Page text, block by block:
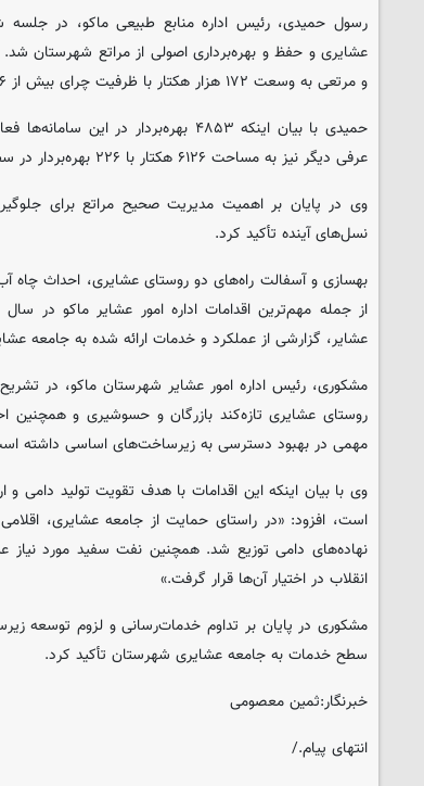
رسول حمیدی، رئیس اداره منابع طبیعی ماکو، در جلسه
و مرتعی به وسعت ۱۷۲ هزار هکتار با ظرفیت چرای بیش از ۲۱۶ هزار رأس دام مجاز اشاره کرد.
عرفی دیگر نیز به مساحت ۶۱۲۶ هکتار با ۲۲۶ بهره‌بردار در سطح شهرستان شناسایی شده است.»
وی در پایان بر اهمیت مدیریت صحیح مراتع برای
نسل‌های آینده تأکید کرد.
بهسازی و آسفالت راه‌های دو روستای عشایری، احداث چاه
از جمله مهم‌ترین اقدامات اداره امور عشایر ماکو در
عشایر، گزارشی از عملکرد و خدمات ارائه شده به جامعه
مشکوری، رئیس اداره امور عشایر شهرستان ماکو، در
روستای عشایری تازه‌کند بازرگان و حسوشیری و
مهمی در بهبود دسترسی به زیرساخت‌های اساسی داشته
وی با بیان اینکه این اقدامات با هدف تقویت تولید دامی
است، افزود: «در راستای حمایت از جامعه عشایری،
نهاده‌های دامی توزیع شد. همچنین نفت سفید مورد نیاز
انقلاب در اختیار آن‌ها قرار گرفت.»
مشکوری در پایان بر تداوم خدمات‌رسانی و لزوم توسعه
سطح خدمات به جامعه عشایری شهرستان تأکید کرد.
خبرنگار:ثمین معصومی
انتهای پیام./